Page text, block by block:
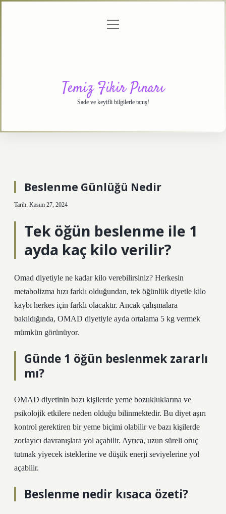
menüyü
Temiz Fikir Pınarı
Sade ve keyifli bilgilerle tanış!
Beslenme Günlüğü Nedir
Tarih: Kasım 27, 2024
Tek öğün beslenme ile 1
ayda kaç kilo verilir?
Omad diyetiyle ne kadar kilo verebilirsiniz? Herkesin
metabolizma hızı farklı olduğundan, tek öğünlük diyetle kilo
kaybı herkes için farklı olacaktır. Ancak çalışmalara
bakıldığında, OMAD diyetiyle ayda ortalama 5 kg vermek
mümkün görünüyor.
Günde 1 öğün beslenmek zararlı
mı?
OMAD diyetinin bazı kişilerde yeme bozukluklarına ve
psikolojik etkilere neden olduğu bilinmektedir. Bu diyet aşırı
kontrol gerektiren bir yeme biçimi olabilir ve bazı kişilerde
zorlayıcı davranışlara yol açabilir. Ayrıca, uzun süreli oruç
tutmak yiyecek isteklerine ve düşük enerji seviyelerine yol
açabilir.
Beslenme nedir kısaca özeti?